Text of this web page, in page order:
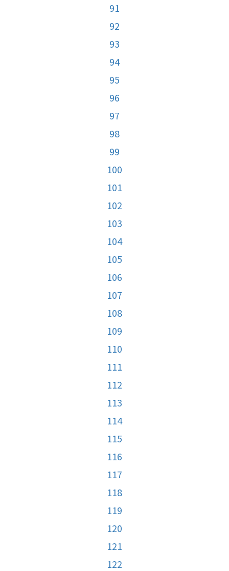
91
92
93
94
95
96
97
98
99
100
101
102
103
104
105
106
107
108
109
110
111
112
113
114
115
116
117
118
119
120
121
122